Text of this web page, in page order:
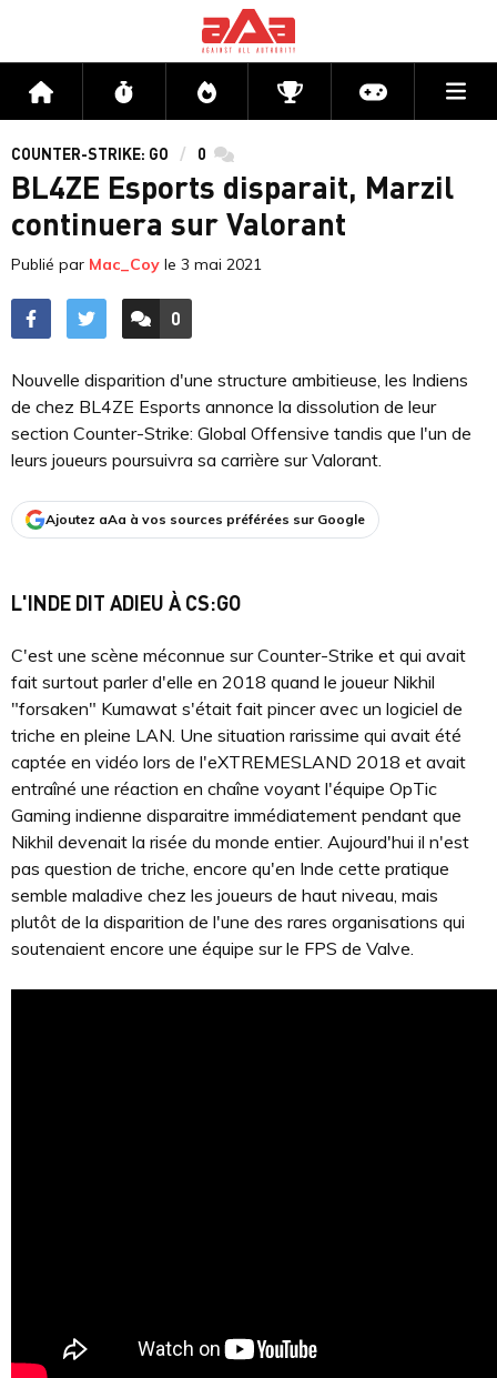
Accueil Flux Directs CompétitionsActu jeux
COUNTER-STRIKE: GO 0 commentaires
BL4ZE Esports disparait, Marzil
continuera sur Valorant
Publié par Mac_Coy le 3 mai 2021
ACCÉDER AUX
0
COMMENTAIRES
Nouvelle disparition d'une structure ambitieuse, les Indiens
de chez BL4ZE Esports annonce la dissolution de leur
section Counter-Strike: Global Offensive tandis que l'un de
leurs joueurs poursuivra sa carrière sur Valorant.
Ajoutez aAa à vos sources préférées sur Google
L'INDE DIT ADIEU À CS:GO
C'est une scène méconnue sur Counter-Strike et qui avait
fait surtout parler d'elle en 2018 quand le joueur Nikhil
"forsaken" Kumawat s'était fait pincer avec un logiciel de
triche en pleine LAN. Une situation rarissime qui avait été
captée en vidéo lors de l'eXTREMESLAND 2018 et avait
entraîné une réaction en chaîne voyant l'équipe OpTic
Gaming indienne disparaitre immédiatement pendant que
Nikhil devenait la risée du monde entier. Aujourd'hui il n'est
pas question de triche, encore qu'en Inde cette pratique
semble maladive chez les joueurs de haut niveau, mais
plutôt de la disparition de l'une des rares organisations qui
soutenaient encore une équipe sur le FPS de Valve.